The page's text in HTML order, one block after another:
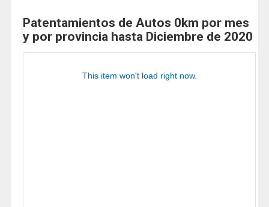
Patentamientos de Autos 0km por mes
y por provincia hasta Diciembre de 2020